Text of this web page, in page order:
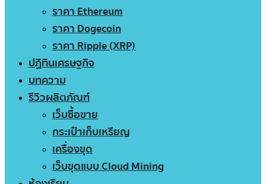
ราคา Ethereum
ราคา Dogecoin
ราคา Ripple (XRP)
ปฏิทินเศรษฐกิจ
บทความ
รีวิวผลิตภัณฑ์
เว็บซื้อขาย
กระเป๋าเก็บเหรียญ
เครื่องขุด
เว็บขุดแบบ Cloud Mining